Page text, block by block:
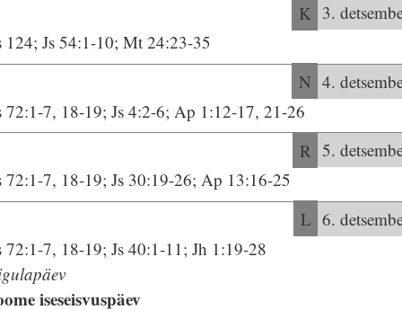
K 3.
124; Js 54:1-10; Mt 24:23-35
N 4.
72:1-7, 18-19; Js 4:2-6; Ap 1:12-17, 21-26
R 5.
72:1-7, 18-19; Js 30:19-26; Ap 13:16-25
L 6.
72:1-7, 18-19; Js 40:1-11; Jh 1:19-28
iseseisvuspäev